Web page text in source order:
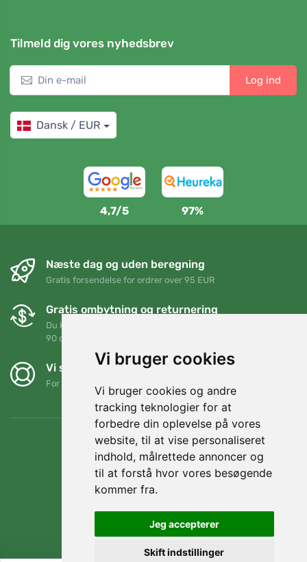
Vi bruger cookies
Vi bruger cookies og andre
tracking teknologier for at
forbedre din oplevelse på vores
website, til at vise personaliseret
indhold, målrettede annoncer og
til at forstå hvor vores besøgende
kommer fra.
Jeg accepterer
Skift indstillinger
Tilmeld dig vores nyhedsbrev
Log ind
Dansk / EUR
4,7/5 97%
Næste dag og uden beregning
Gratis forsendelse for ordrer over 95 EUR
Gratis ombytning og returnering
Du kan returnere eller bytte din ordre når som helst inden for
90 dage
Vi støtter Trees.org
For hver ordre planter vi et træ! Læs mere